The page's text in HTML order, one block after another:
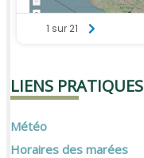
LIENS PRATIQUES
Météo
Horaires des marées